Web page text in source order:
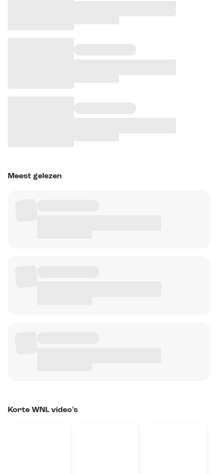
Meest gelezen
Korte WNL video's